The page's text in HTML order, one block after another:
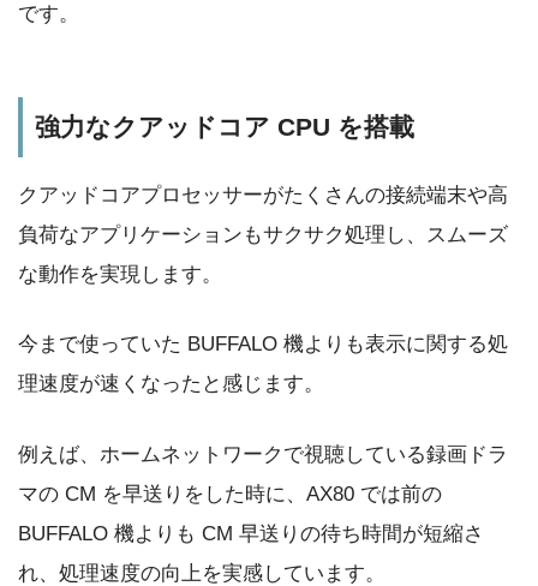
です。
強力なクアッドコア CPU を搭載
クアッドコアプロセッサーがたくさんの接続端末や高
負荷なアプリケーションもサクサク処理し、スムーズ
な動作を実現します。
今まで使っていた BUFFALO 機よりも表示に関する処
理速度が速くなったと感じます。
例えば、ホームネットワークで視聴している録画ドラ
マの CM を早送りをした時に、AX80 では前の
BUFFALO 機よりも CM 早送りの待ち時間が短縮さ
れ、処理速度の向上を実感しています。